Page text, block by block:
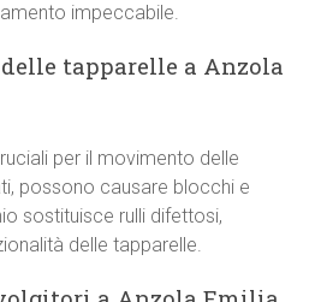
impeccabile.
tapparelle a Anzola
per il movimento delle
possono causare blocchi e
sostituisce rulli difettosi,
delle tapparelle.